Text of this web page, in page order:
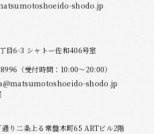
shodo.jp
目6-3 シャトー佐和406号室
（受付時間：10:00～20:00）
shodo.jp
り二条上る常盤木町65 ARTビル2階